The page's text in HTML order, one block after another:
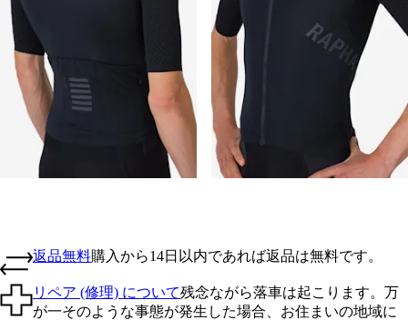
返品無料購入から14日以内であれば返品は無料です。
リペア (修理) について残念ながら落車は起こります。万
が一そのような事態が発生した場合、お住まいの地域に